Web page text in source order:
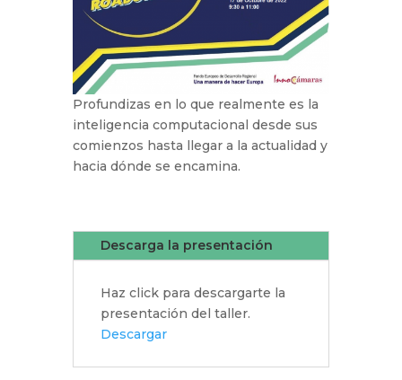
Profundizas en lo que realmente es la
inteligencia computacional desde sus
comienzos hasta llegar a la actualidad y
hacia dónde se encamina.
Descarga la presentación
Haz click para descargarte la
presentación del taller.
Descargar